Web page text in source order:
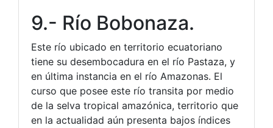
9.- Río Bobonaza.
Este río ubicado en territorio ecuatoriano
tiene su desembocadura en el río Pastaza, y
en última instancia en el río Amazonas. El
curso que posee este río transita por medio
de la selva tropical amazónica, territorio que
en la actualidad aún presenta bajos índices